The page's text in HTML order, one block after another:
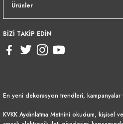
Ürünler
BİZİ TAKİP EDİN
En yeni dekorasyon trendleri,
KVKK Aydınlatma Metnini okudum, kişisel